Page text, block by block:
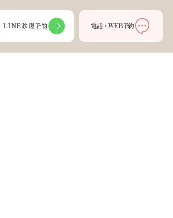
LINE診療予約 電話・WEB予約